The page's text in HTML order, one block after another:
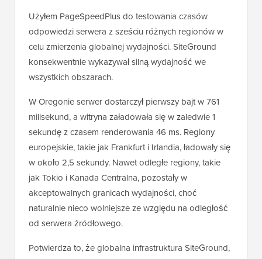
Użyłem PageSpeedPlus do testowania czasów
odpowiedzi serwera z sześciu różnych regionów w
celu zmierzenia globalnej wydajności. SiteGround
konsekwentnie wykazywał silną wydajność we
wszystkich obszarach.
W Oregonie serwer dostarczył pierwszy bajt w 761
milisekund, a witryna załadowała się w zaledwie 1
sekundę z czasem renderowania 46 ms. Regiony
europejskie, takie jak Frankfurt i Irlandia, ładowały się
w około 2,5 sekundy. Nawet odległe regiony, takie
jak Tokio i Kanada Centralna, pozostały w
akceptowalnych granicach wydajności, choć
naturalnie nieco wolniejsze ze względu na odległość
od serwera źródłowego.
Potwierdza to, że globalna infrastruktura SiteGround,